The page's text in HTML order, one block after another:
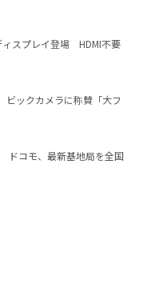
ィスプレイ登場 HDMI不要
ビックカメラに称賛「大フ
ドコモ、最新基地局を全国